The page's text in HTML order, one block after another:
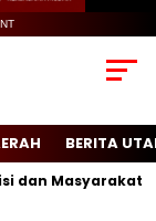
BERITA
Masyarakat